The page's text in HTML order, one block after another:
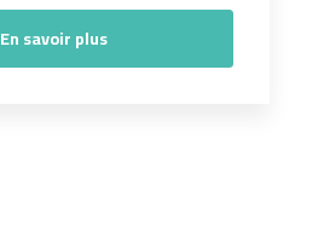
En savoir plus